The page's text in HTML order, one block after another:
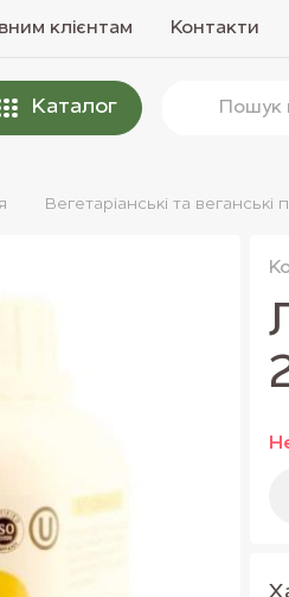
клієнтам Контакти
Каталог
Вегетаріанські та веганські